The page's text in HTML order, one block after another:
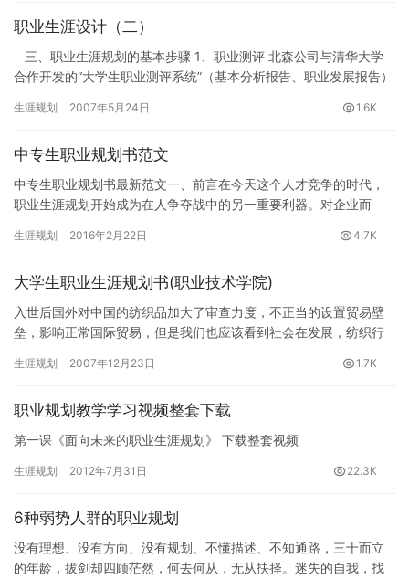
职业生涯设计（二）
三、职业生涯规划的基本步骤 1、职业测评 北森公司与清华大学
合作开发的“大学生职业测评系统”（基本分析报告、职业发展报告）
生涯规划 2007年5月24日 1.6K
中专生职业规划书范文
中专生职业规划书最新范文一、前言在今天这个人才竞争的时代，
职业生涯规划开始成为在人争夺战中的另一重要利器。对企业而
注员…
生涯规划 2016年2月22日 4.7K
大学生职业生涯规划书(职业技术学院)
入世后国外对中国的纺织品加大了审查力度，不正当的设置贸易壁
垒，影响正常国际贸易，但是我们也应该看到社会在发展，纺织行
育…
生涯规划 2007年12月23日 1.7K
职业规划教学学习视频整套下载
第一课《面向未来的职业生涯规划》 下载整套视频
生涯规划 2012年7月31日 22.3K
6种弱势人群的职业规划
没有理想、没有方向、没有规划、不懂描述、不知通路，三十而立
的年龄，拔剑却四顾茫然，何去何从，无从抉择。迷失的自我，找